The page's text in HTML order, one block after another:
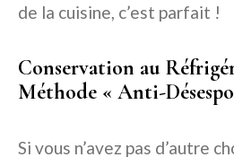
de la cuisine, c’est parfait !
Conservation au
Méthode « Anti-
Si vous n’avez pas d’autre